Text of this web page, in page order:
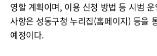
영할 계획이며, 이용 신청 방법 등 시범
사항은 성동구청 누리집(홈페이지) 등을
예정이다.